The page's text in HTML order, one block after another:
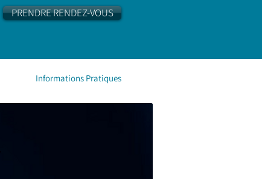
PRENDRE RENDEZ-VOUS
Informations Pratiques